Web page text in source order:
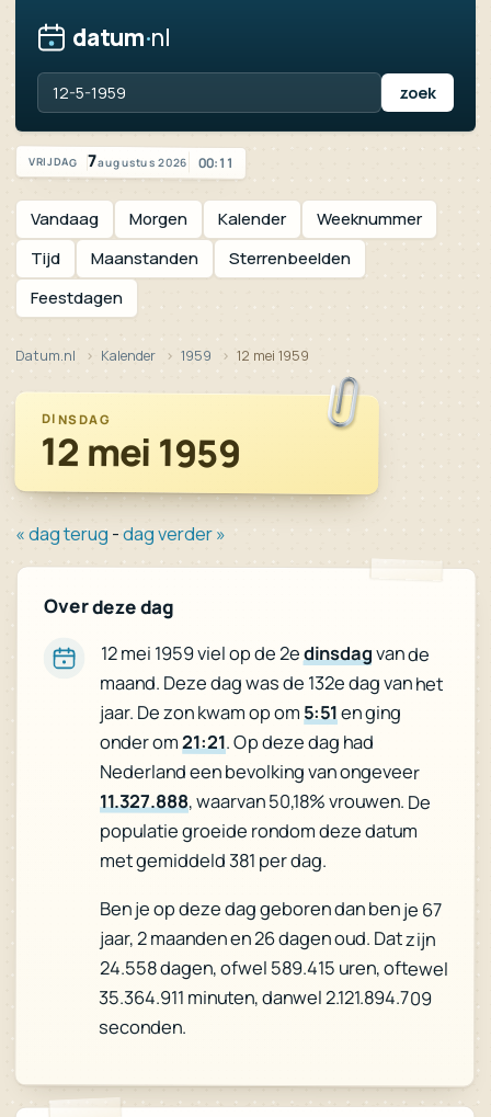
datum·nl
Vandaag is het vrijdag 7 augustus 2026
VRIJDAG 7augustus 2026 00:11
Vandaag Morgen Kalender
Weeknummer
Tijd
Maanstanden
Sterrenbeelden
Feestdagen
Datum.nl Kalender 1959 12 mei 1959
DINSDAG
12 mei 1959
« dag terug -dag verder »
Over deze dag
12 mei 1959 viel op de 2edinsdagvan de
maand. Deze dag was de 132e dag van het
jaar. De zon kwam op om 5:51en ging
onder om21:21. Op deze dag had
Nederland een bevolking van ongeveer
11.327.888, waarvan 50,18% vrouwen. De
populatie groeide rondom deze datum
met gemiddeld 381 per dag.
Ben je op deze dag geboren dan ben je 67
jaar, 2 maanden en 26 dagen oud. Dat zijn
24.558 dagen, ofwel 589.415 uren, oftewel
35.364.911 minuten, danwel 2.121.894.709
seconden.